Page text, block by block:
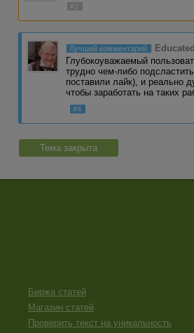
#2
Лучший комментарий
Глубокоуважаемый
трудно чем-либо
поставили лайк), и реально
чтобы заработать на таких
#4
Тема закрыта
Биржа статей
Магазин статей
Проверить текст на уникальность